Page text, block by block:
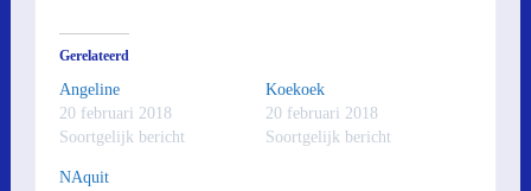
Gerelateerd
Angeline
20 februari 2018
Soortgelijk bericht
Koekoek
20 februari 2018
Soortgelijk bericht
NAquit